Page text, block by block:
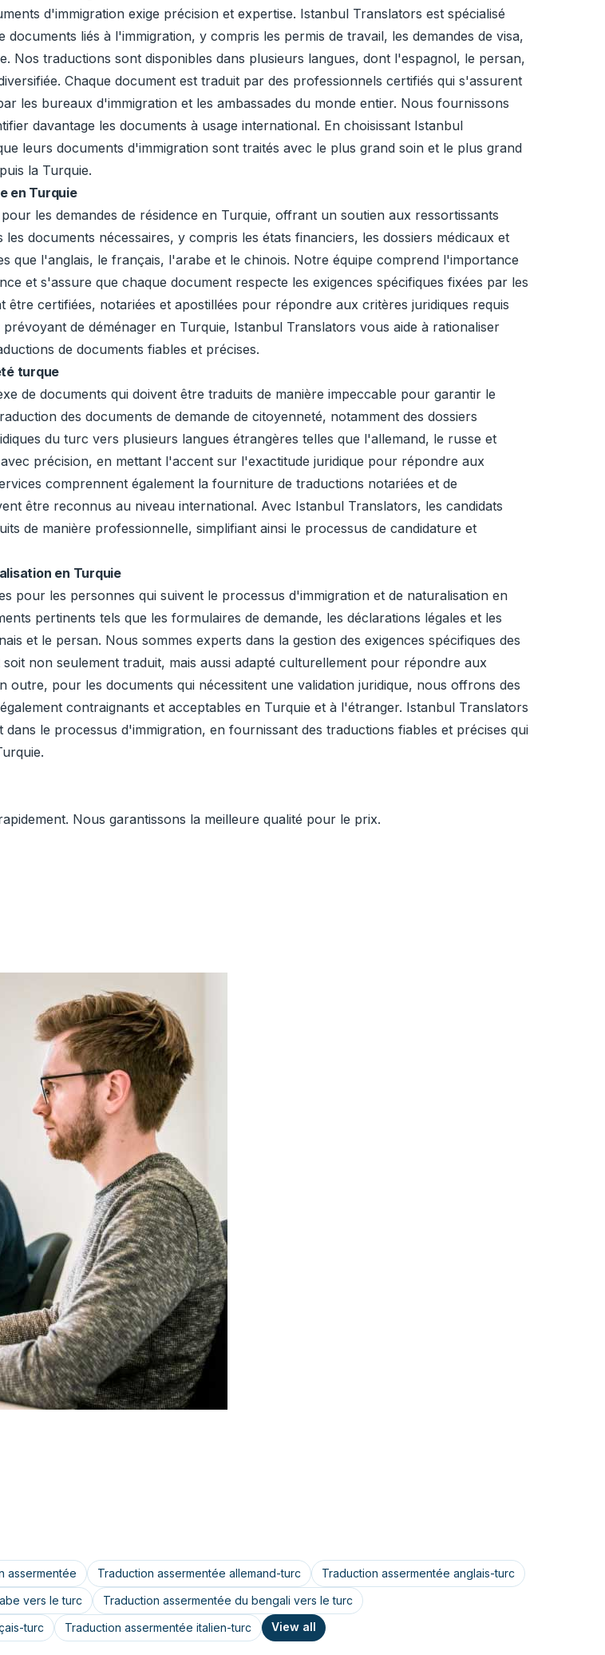
d'immigration exige précision et expertise. Istanbul Translators est spécialisé
liés à l'immigration, y compris les permis de travail, les demandes de visa,
Nos traductions sont disponibles dans plusieurs langues, dont l'espagnol, le persan,
Chaque document est traduit par des professionnels certifiés qui s'assurent
les bureaux d'immigration et les ambassades du monde entier. Nous fournissons
davantage les documents à usage international. En choisissant Istanbul
leurs documents d'immigration sont traités avec le plus grand soin et le plus grand
la Turquie.
en Turquie
les demandes de résidence en Turquie, offrant un soutien aux ressortissants
documents nécessaires, y compris les états financiers, les dossiers médicaux et
que l'anglais, le français, l'arabe et le chinois. Notre équipe comprend l'importance
et s'assure que chaque document respecte les exigences spécifiques fixées par les
certifiées, notariées et apostillées pour répondre aux critères juridiques requis
de déménager en Turquie, Istanbul Translators vous aide à rationaliser
de documents fiables et précises.
turque
de documents qui doivent être traduits de manière impeccable pour garantir le
des documents de demande de citoyenneté, notamment des dossiers
du turc vers plusieurs langues étrangères telles que l'allemand, le russe et
précision, en mettant l'accent sur l'exactitude juridique pour répondre aux
comprennent également la fourniture de traductions notariées et de
être reconnus au niveau international. Avec Istanbul Translators, les candidats
de manière professionnelle, simplifiant ainsi le processus de candidature et
en Turquie
pour les personnes qui suivent le processus d'immigration et de naturalisation en
pertinents tels que les formulaires de demande, les déclarations légales et les
et le persan. Nous sommes experts dans la gestion des exigences spécifiques des
non seulement traduit, mais aussi adapté culturellement pour répondre aux
pour les documents qui nécessitent une validation juridique, nous offrons des
contraignants et acceptables en Turquie et à l'étranger. Istanbul Translators
le processus d'immigration, en fournissant des traductions fiables et précises qui
Nous garantissons la meilleure qualité pour le prix.
assermentée Traduction assermentée allemand-turc
Traduction assermentée anglais-turc
vers le turc
Traduction assermentée du bengali vers le turc
turc Traduction assermentée italien-turc View all